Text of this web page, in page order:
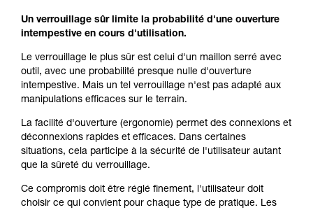
Un verrouillage sûr limite la probabilité d'une ouverture
intempestive en cours d'utilisation.
Le verrouillage le plus sûr est celui d'un maillon serré avec
outil, avec une probabilité presque nulle d'ouverture
intempestive. Mais un tel verrouillage n'est pas adapté aux
manipulations efficaces sur le terrain.
La facilité d'ouverture (ergonomie) permet des connexions et
déconnexions rapides et efficaces. Dans certaines
situations, cela participe à la sécurité de l'utilisateur autant
que la sûreté du verrouillage.
Ce compromis doit être réglé finement, l'utilisateur doit
choisir ce qui convient pour chaque type de pratique. Les